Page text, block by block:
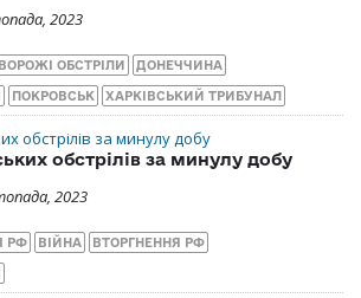
2023
ВОРОЖІ ОБСТРІЛИ ДОНЕЧЧИНА
ПОКРОВСЬК ХАРКІВСЬКИЙ ТРИБУНАЛ
обстрілів за минулу добу
2023
РФ ВІЙНА ВТОРГНЕННЯ РФ